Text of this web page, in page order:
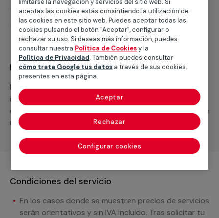
Desplazamiento
Presupuesto gratis y sin compromiso
Recuerda que en MULTIMAP
Podemos ofrecer cualquier servicio a medida
incluyendo todo lo que necesites: materiales,
equipamientos, electrodomésticos, etc. Cuéntanos que
necesitas cuando te llamemos.
Condiciones del servicio
En los casos donde se muestren precios de servicios
serán orientativos y sin IVA incluido. Tras solicitar tu
limitarse la navegación y servicios del sitio web. Si
aceptas las cookies estás consintiendo la utilización de
las cookies en este sitio web. Puedes aceptar todas las
cookies pulsando el botón "Aceptar", configurar o
rechazar su uso. Si deseas más información, puedes
consultar nuestra Política de Cookiesy la
Política de Privacidad. También puedes consultar
cómo trata Google tus datos a través de sus cookies,
presentes en esta página.
Configurar cookies
Rechazar
Aceptar